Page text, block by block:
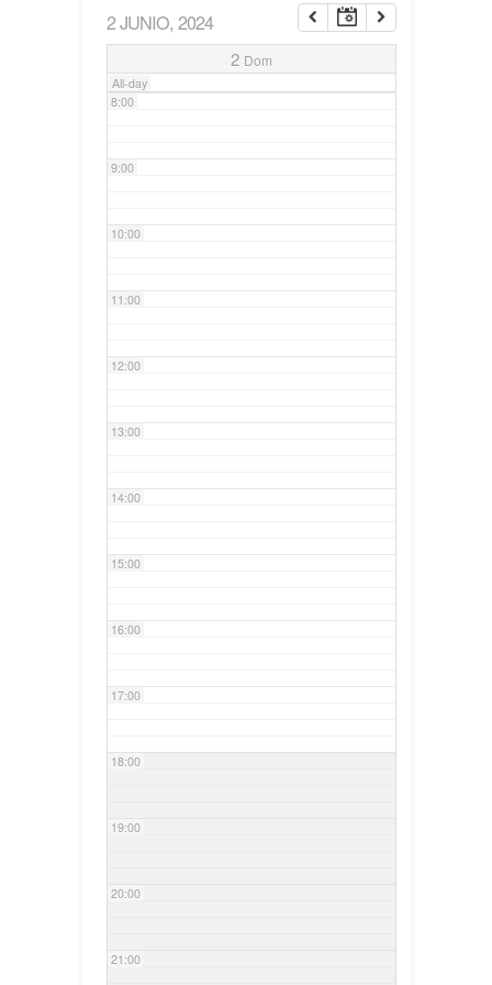
2 JUNIO, 2024
2 Dom
All-day
7:00
8:00
9:00
10:00
11:00
12:00
13:00
14:00
15:00
16:00
17:00
18:00
19:00
20:00
21:00